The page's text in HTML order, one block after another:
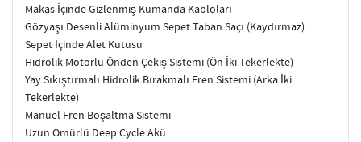
Makas İçinde Gizlenmiş Kumanda Kabloları
Gözyaşı Desenli Alüminyum Sepet Taban Saçı (Kaydırmaz)
Sepet İçinde Alet Kutusu
Hidrolik Motorlu Önden Çekiş Sistemi (Ön İki Tekerlekte)
Yay Sıkıştırmalı Hidrolik Bırakmalı Fren Sistemi (Arka İki
Tekerlekte)
Manüel Fren Boşaltma Sistemi
Uzun Ömürlü Deep Cycle Akü